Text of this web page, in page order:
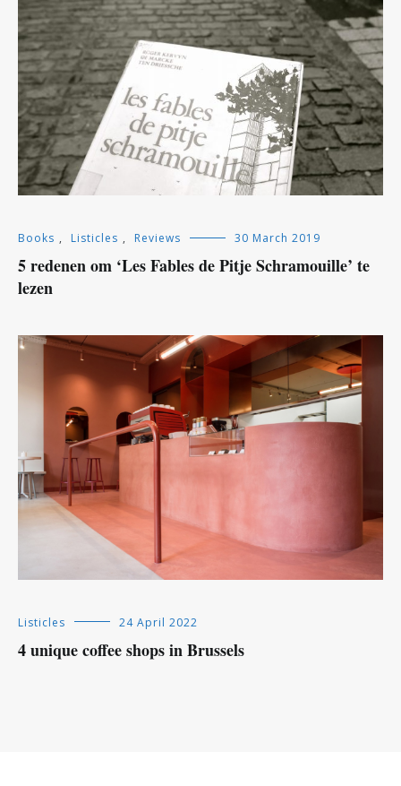
Books , Listicles , Reviews 30 March 2019
5 redenen om ‘Les Fables de Pitje Schramouille’ te
lezen
Listicles 24 April 2022
4 unique coffee shops in Brussels